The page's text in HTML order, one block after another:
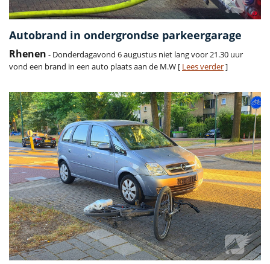
Autobrand in ondergrondse parkeergarage
Rhenen - Donderdagavond 6 augustus niet lang voor 21.30 uur
vond een brand in een auto plaats aan de M.W [ Lees verder]